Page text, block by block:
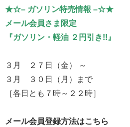
★☆– ガソリン特売情報 –☆★
メール会員さま限定
『ガソリン・軽油 ２円引き!!』
３月 ２７日（金） ～
３月 ３０日（月）まで
［各日とも７時～２２時］
メール会員登録方法はこちら